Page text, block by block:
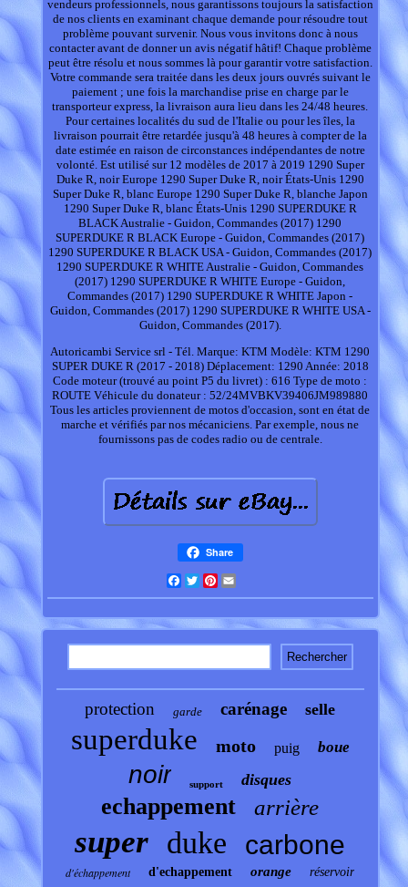
vendeurs professionnels, nous garantissons toujours la satisfaction
de nos clients en examinant chaque demande pour résoudre tout
problème pouvant survenir. Nous vous invitons donc à nous
contacter avant de donner un avis négatif hâtif! Chaque problème
peut être résolu et nous sommes là pour garantir votre satisfaction.
Votre commande sera traitée dans les deux jours ouvrés suivant le
paiement ; une fois la marchandise prise en charge par le
transporteur express, la livraison aura lieu dans les 24/48 heures.
Pour certaines localités du sud de l'Italie ou pour les îles, la
livraison pourrait être retardée jusqu'à 48 heures à compter de la
date estimée en raison de circonstances indépendantes de notre
volonté. Est utilisé sur 12 modèles de 2017 à 2019 1290 Super
Duke R, noir Europe 1290 Super Duke R, noir États-Unis 1290
Super Duke R, blanc Europe 1290 Super Duke R, blanche Japon
1290 Super Duke R, blanc États-Unis 1290 SUPERDUKE R
BLACK Australie - Guidon, Commandes (2017) 1290
SUPERDUKE R BLACK Europe - Guidon, Commandes (2017)
1290 SUPERDUKE R BLACK USA - Guidon, Commandes (2017)
1290 SUPERDUKE R WHITE Australie - Guidon, Commandes
(2017) 1290 SUPERDUKE R WHITE Europe - Guidon,
Commandes (2017) 1290 SUPERDUKE R WHITE Japon -
Guidon, Commandes (2017) 1290 SUPERDUKE R WHITE USA -
Guidon, Commandes (2017).
Autoricambi Service srl - Tél. Marque: KTM Modèle: KTM 1290
SUPER DUKE R (2017 - 2018) Déplacement: 1290 Année: 2018
Code moteur (trouvé au point P5 du livret) : 616 Type de moto :
ROUTE Véhicule du donateur : 52/24MVBKV39406JM989880
Tous les articles proviennent de motos d'occasion, sont en état de
marche et vérifiés par nos mécaniciens. Par exemple, nous ne
fournissons pas de codes radio ou de centrale.
Share
Facebook
TwitterPinterest
protection garde carénage selle
superduke moto puig boue
noir support disques
echappement arrière
super duke carbone
d'échappement d'echappement orange réservoir